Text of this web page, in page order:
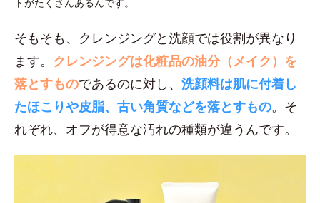
そもそも、クレンジングと洗顔では役割が異なり
ます。 クレンジングは化粧品の油分（メイク）を
落とすものであるのに対し、 洗顔料は肌に付着し
たほこりや皮脂、古い角質などを落とすもの。そ
れぞれ、オフが得意な汚れの種類が違うんです。